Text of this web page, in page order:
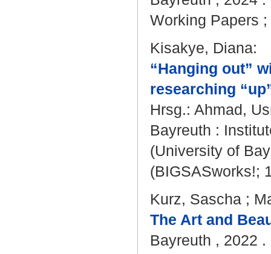
Working Papers
Kisakye, Diana:
“Hanging out”
researching
Hrsg.: Ahmad,
Bayreuth :
(University of
(BIGSASworks!;
Kurz, Sascha ;
The Art and
Bayreuth , 2022 .